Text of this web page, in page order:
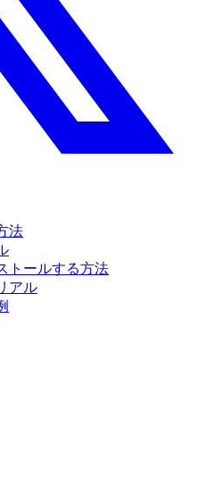
法
トールする方法
アル